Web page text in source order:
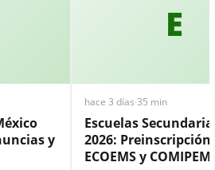
y
E
hace 3 días·35 min
Escuelas
2026: Preinscripción,
ECOEMS y